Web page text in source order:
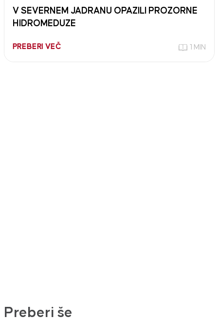
V SEVERNEM JADRANU OPAZILI PROZORNE
HIDROMEDUZE
PREBERI VEČ 1 MIN
Preberi še